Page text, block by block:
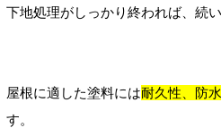
下地処理がしっかり終われば、続
屋根に適した塗料には耐久性、防
す。